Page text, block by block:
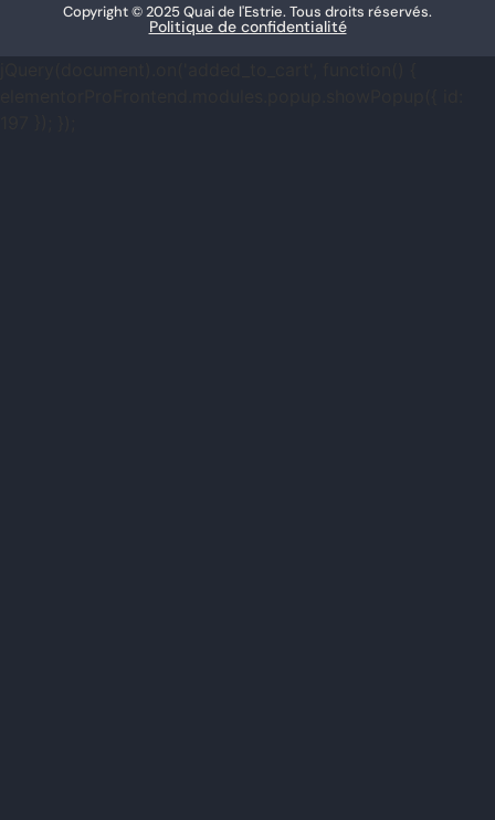
Copyright © 2025 Quai de l'Estrie. Tous droits réservés.
Politique de confidentialité